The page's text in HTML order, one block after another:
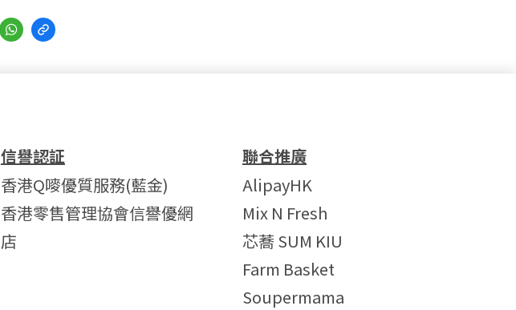
信譽認証
香港Q嘜優質服務(藍金)
香港零售管理協會信譽優網
店
聯合推廣
AlipayHK
Mix N Fresh
芯蕎 SUM KIU
Farm Basket
Soupermama